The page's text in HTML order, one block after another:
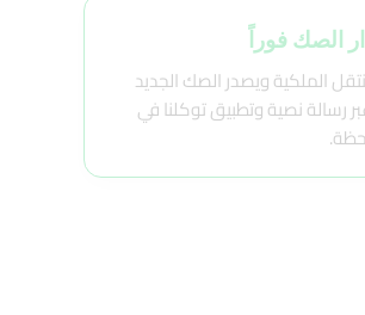
الملكية ويصدر الصك الجديد
رسالة نصية وتطبيق توكلنا في